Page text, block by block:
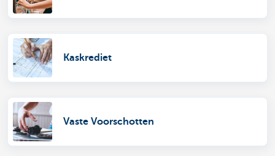
Kaskrediet
Vaste Voorschotten